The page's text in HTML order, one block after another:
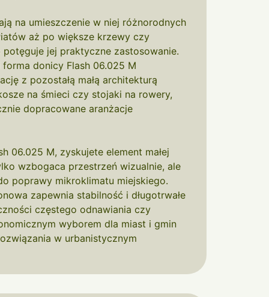
na umieszczenie w niej różnorodnych
aż po większe krzewy czy
jej praktyczne zastosowanie.
donicy Flash 06.025 M
z pozostałą małą architekturą
na śmieci czy stojaki na rowery,
dopracowane aranżacje
06.025 M, zyskujete element małej
wzbogaca przestrzeń wizualnie, ale
poprawy mikroklimatu miejskiego.
zapewnia stabilność i długotrwałe
częstego odnawiania czy
wyborem dla miast i gmin
w urbanistycznym